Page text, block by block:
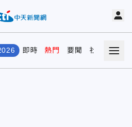
即時 熱門 要聞 社會 娛樂